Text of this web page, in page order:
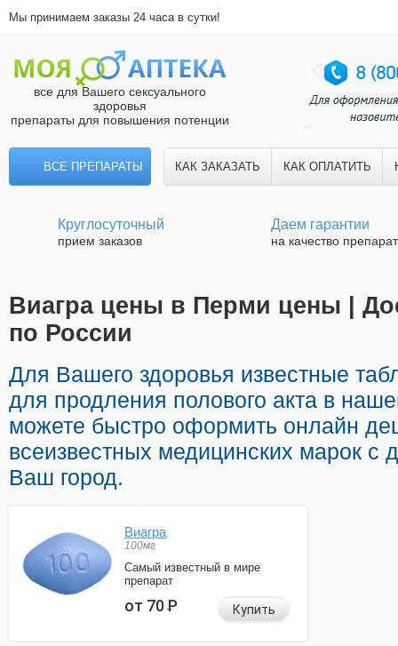
Мы принимаем заказы 24 часа в сутки!
все для Вашего сексуального
здоровья
препараты для повышения потенции
ВСЕ ПРЕПАРАТЫ КАК ЗАКАЗАТЬ КАК ОПЛАТИТЬ
Круглосуточный
прием заказов
Даем гарантии
на качество
Виагра цены в Перми цены |
по России
Для Вашего здоровья известные
для продления полового акта в
можете быстро оформить онлайн
всеизвестных медицинских марок с
Ваш город.
Виагра
100мг
Самый известный в мире
препарат
от 70Р Купить